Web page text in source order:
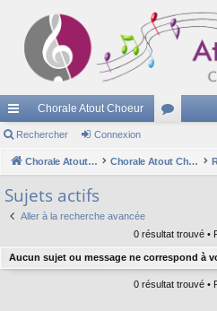
cc
ès
ra
pi
Chorale Atout Choeur
u
Rechercher Connexion
Chorale Atout Choeur Chorale Atout Choeur
Sujets actifs
Aller à la recherche avancée
0 résultat trouvé •
Aucun sujet ou message ne correspond à
0 résultat trouvé •